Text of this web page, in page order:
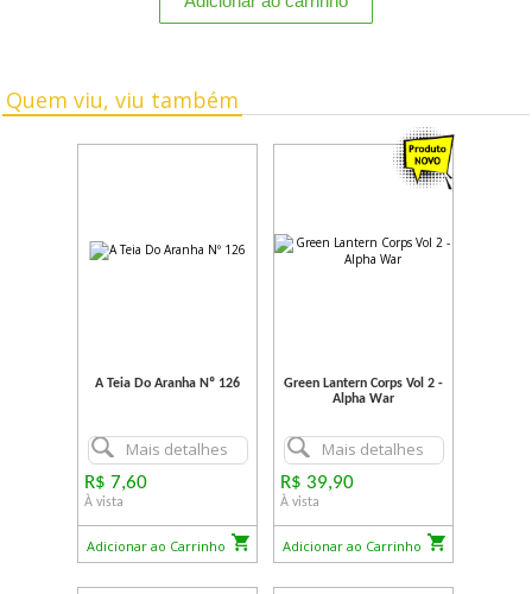
Quem viu, viu também
A Teia Do Aranha Nº 126
Mais detalhes
R$ 7,60
À vista
Adicionar ao Carrinho
Green Lantern Corps Vol 2 -
Alpha War
Mais detalhes
R$ 39,90
À vista
Adicionar ao Carrinho